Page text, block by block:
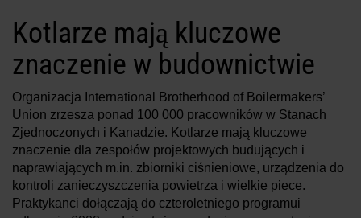
Kotlarze mają kluczowe
znaczenie w budownictwie
Organizacja International Brotherhood of Boilermakers’
Union zrzesza ponad 100 000 pracowników w Stanach
Zjednoczonych i Kanadzie. Kotlarze mają kluczowe
znaczenie dla zespołów projektowych budujących i
naprawiających m.in. zbiorniki ciśnieniowe, urządzenia do
kontroli zanieczyszczenia powietrza i wielkie piece.
Praktykanci dołączają do czteroletniego programui